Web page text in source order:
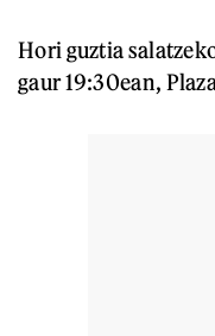
Hori guztia
gaur 19:30ean,